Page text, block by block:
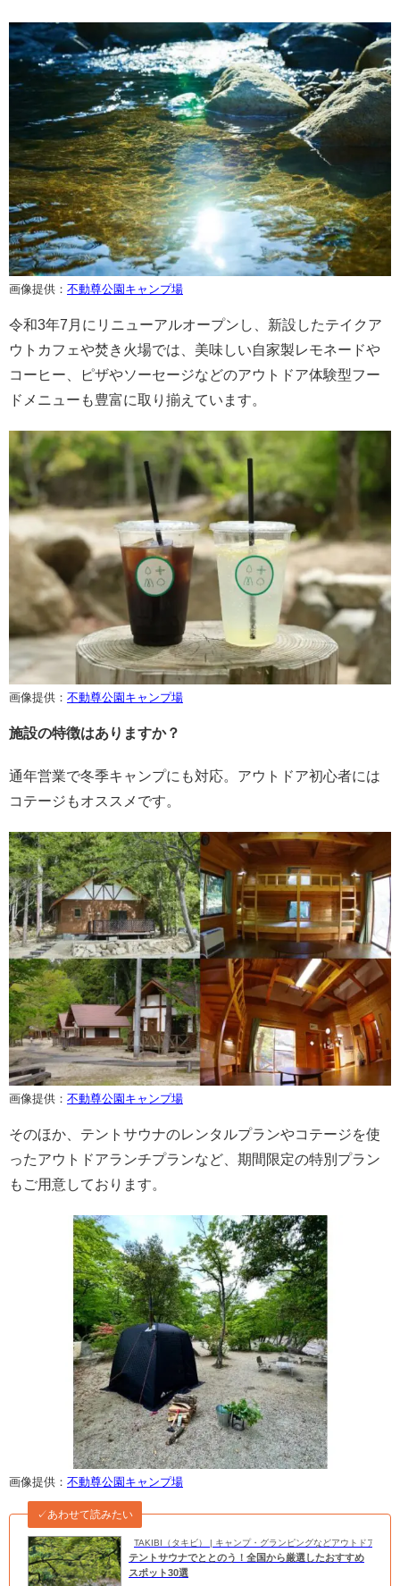
画像提供： 不動尊公園キャンプ場
令和3年7月にリニューアルオープンし、新設したテイクア
ウトカフェや焚き火場では、美味しい自家製レモネードや
コーヒー、ピザやソーセージなどのアウトドア体験型フー
ドメニューも豊富に取り揃えています。
画像提供： 不動尊公園キャンプ場
施設の特徴はありますか？
通年営業で冬季キャンプにも対応。アウトドア初心者には
コテージもオススメです。
画像提供： 不動尊公園キャンプ場
そのほか、テントサウナのレンタルプランやコテージを使
ったアウトドアランチプランなど、期間限定の特別プラン
もご用意しております。
画像提供： 不動尊公園キャンプ場
TAKIBI（タキビ） | キャンプ・グランピングなどアウトドアの総
✓あわせて読みたい
テントサウナでととのう！全国から厳選したおすすめ
スポット30選